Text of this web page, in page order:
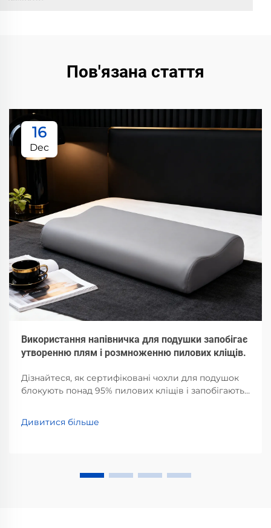
Пов'язана стаття
16
Dec
Використання напівничка для подушки запобігає
утворенню плям і розмноженню пилових кліщів.
Дізнайтеся, як сертифіковані чохли для подушок
блокують понад 95% пилових кліщів і запобігають
Клінічно доведено — покращте гігієну сну вже
сьогодні.
Дивитися більше